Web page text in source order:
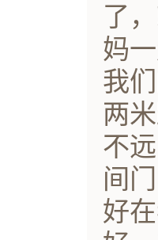
了
妈
我
两米
不
间
好